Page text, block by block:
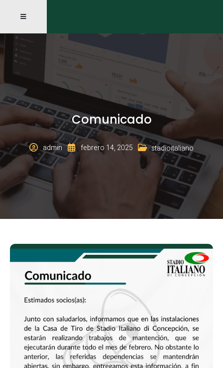
Comunicado
admin febrero 14, 2025 stadioitaliano